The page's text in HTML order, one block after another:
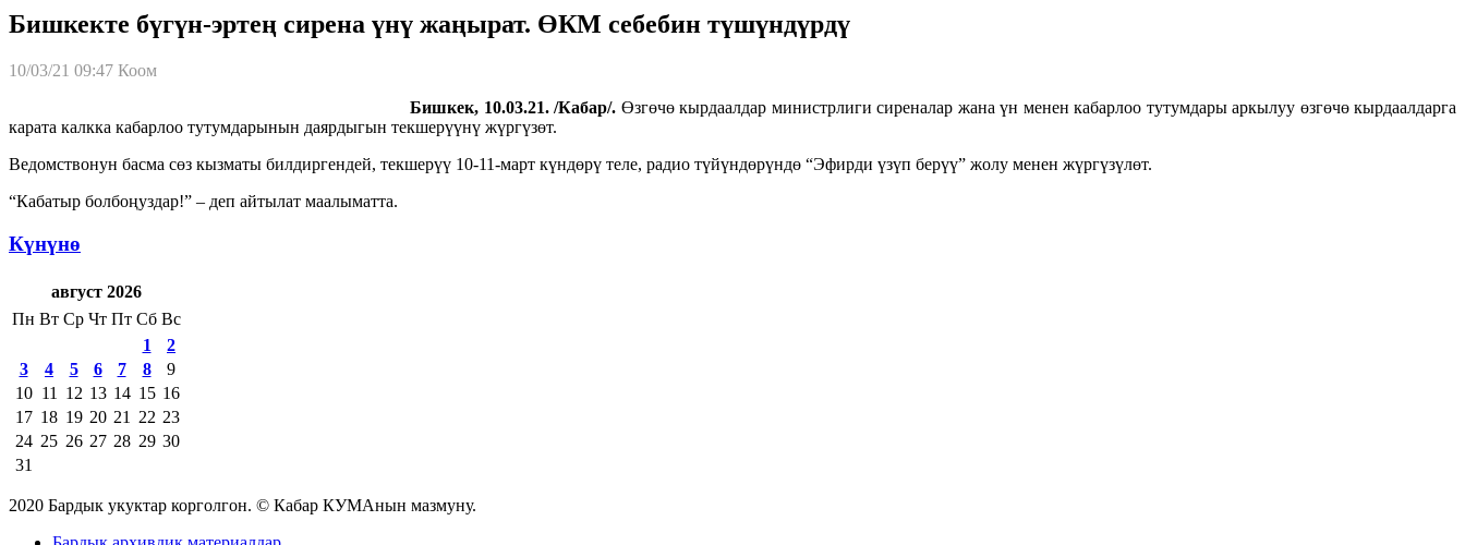
Бишкекте бүгүн-эртең сирена үнү жаңырат. ӨКМ себебин түшүндүрдү
10/03/21 09:47 Коом
Бишкек, 10.03.21. /Кабар/. Өзгөчө кырдаалдар министрлиги сиреналар жана үн менен кабарлоо тутумдары аркылуу өзгөчө кырдаалдарга
карата калкка кабарлоо тутумдарынын даярдыгын текшерүүнү жүргүзөт.
Ведомствонун басма сөз кызматы билдиргендей, текшерүү 10-11-март күндөрү теле, радио түйүндөрүндө “Эфирди үзүп берүү” жолу менен жүргүзүлөт.
“Кабатыр болбоңуздар!” – деп айтылат маалыматта.
Күнүнө
август 2026
Пн Вт Ср Чт Пт Сб Вс
1
2
3
4 5 6 7 8
9
10 11 12 13 14 15 16
17 18 19 20 21 22 23
24 25 26 27 28 29 30
31
2020 Бардык укуктар корголгон. © Кабар КУМАнын мазмуну.